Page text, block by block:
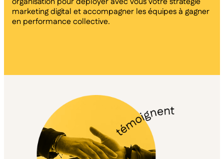
marketing digital et accompagner les équipes à gagner
en performance collective.